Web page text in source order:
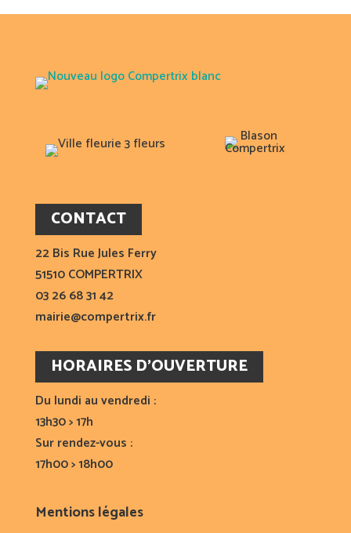
CONTACT
22 Bis Rue Jules Ferry
51510 COMPERTRIX
03 26 68 31 42
mairie@compertrix.fr
HORAIRES D’OUVERTURE
Du lundi au vendredi :
13h30 > 17h
Sur rendez-vous :
17h00 > 18h00
Mentions légales